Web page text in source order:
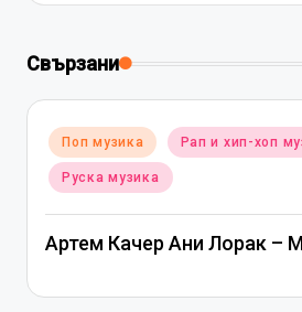
Свързани
Posted
in
Поп музика Рап и хип-хоп
Руска музика
Артем Качер Ани Лорак –